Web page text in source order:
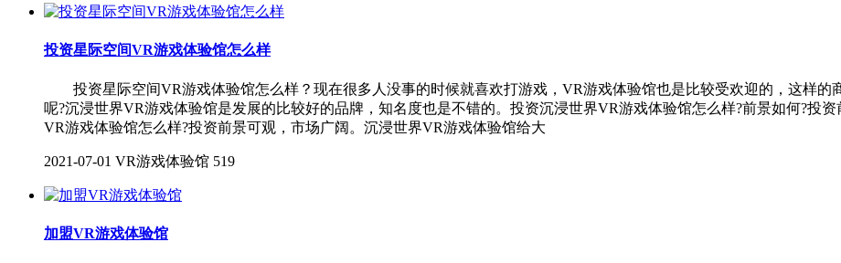
投资星际空间VR游戏体验馆怎么样
投资星际空间VR游戏体验馆怎么样？现在很多人没事的时候就喜欢打游戏，VR游戏体验馆也是比较受欢迎的，这样的
呢?沉浸世界VR游戏体验馆是发展的比较好的品牌，知名度也是不错的。投资沉浸世界VR游戏体验馆怎么样?前景如何?
VR游戏体验馆怎么样?投资前景可观，市场广阔。沉浸世界VR游戏体验馆给大
2021-07-01 VR游戏体验馆 519
加盟VR游戏体验馆